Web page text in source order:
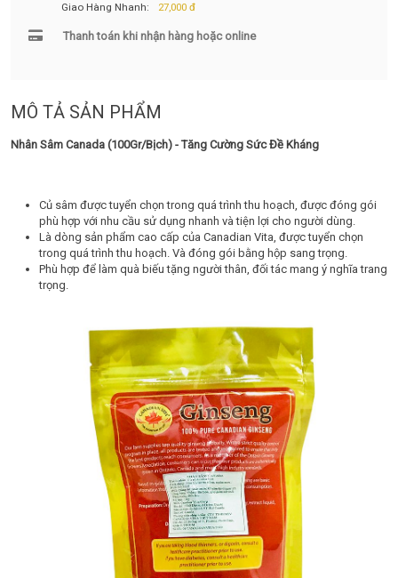
Giao Hàng Nhanh: 27,000 đ
Thanh toán khi nhận hàng hoặc online
MÔ TẢ SẢN PHẨM
Nhân Sâm Canada (100Gr/Bịch) - Tăng Cường Sức Đề Kháng
Củ sâm được tuyển chọn trong quá trình thu hoạch, được đóng gói
phù hợp với nhu cầu sử dụng nhanh và tiện lợi cho người dùng.
Là dòng sản phẩm cao cấp của Canadian Vita, được tuyển chọn
trong quá trình thu hoạch. Và đóng gói bằng hộp sang trọng.
Phù hợp để làm quà biếu tặng người thân, đối tác mang ý nghĩa trang
trọng.